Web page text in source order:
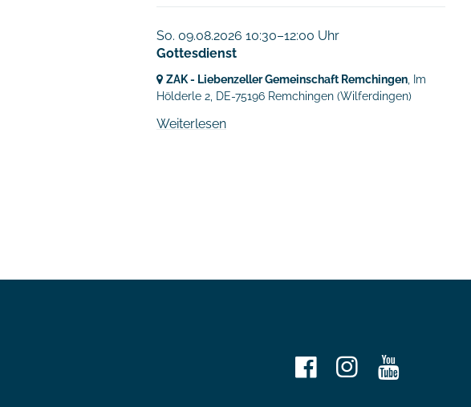
So. 09.08.2026 10:30–12:00 Uhr
Gottesdienst
ZAK - Liebenzeller Gemeinschaft Remchingen , Im
Hölderle 2, DE-75196 Remchingen (Wilferdingen)
Weiterlesen